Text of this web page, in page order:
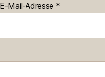
E-Mail-Adresse *